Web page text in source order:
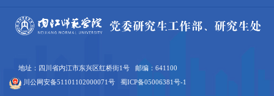
地址：四川省内江市东兴区红桥街1号 邮编：641100
川公网安备51101102000071号
蜀ICP备05006381号-1